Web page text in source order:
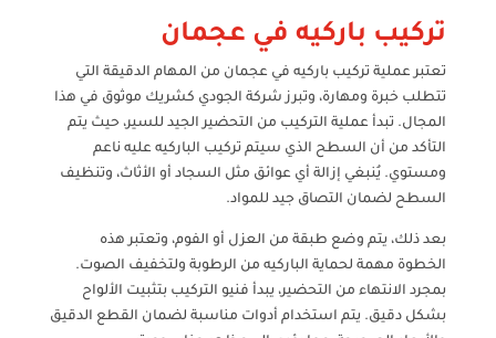
تركيب باركيه في عجمان
تعتبر عملية تركيب باركيه في عجمان من المهام الدقيقة التي
تتطلب خبرة ومهارة، وتبرز شركة الجودي كشريك موثوق في هذا
المجال. تبدأ عملية التركيب من التحضير الجيد للسير، حيث يتم
التأكد من أن السطح الذي سيتم تركيب الباركيه عليه ناعم
ومستوي. يُنبغي إزالة أي عوائق مثل السجاد أو الأثاث، وتنظيف
السطح لضمان التصاق جيد للمواد.
بعد ذلك، يتم وضع طبقة من العزل أو الفوم، وتعتبر هذه
الخطوة مهمة لحماية الباركيه من الرطوبة ولتخفيف الصوت.
بمجرد الانتهاء من التحضير، يبدأ فنيو التركيب بتثبيت الألواح
بشكل دقيق. يتم استخدام أدوات مناسبة لضمان القطع الدقيق